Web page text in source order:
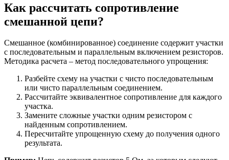
Как рассчитать сопротивление
смешанной цепи?
Смешанное (комбинированное) соединение содержит участки
с последовательным и параллельным включением резисторов.
Методика расчета – метод последовательного упрощения:
Разбейте схему на участки с чисто последовательным
или чисто параллельным соединением.
Рассчитайте эквивалентное сопротивление для каждого
участка.
Замените сложные участки одним резистором с
найденным сопротивлением.
Пересчитайте упрощенную схему до получения одного
результата.